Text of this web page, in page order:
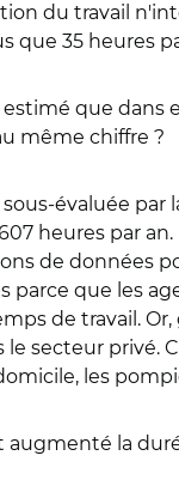
du travail
que 35 heures
que dans
même chiffre ?
évaluée par
heures par
de données
parce que les
de travail.
le secteur privé.
les
la